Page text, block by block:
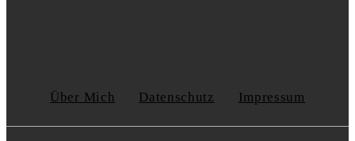
Über Mich Datenschutz Impressum